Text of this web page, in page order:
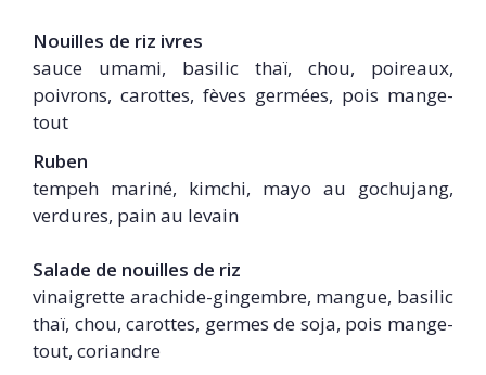
Nouilles de riz ivres
sauce umami, basilic thaï, chou, poireaux,
poivrons, carottes, fèves germées, pois mange-
tout
Ruben
tempeh mariné, kimchi, mayo au gochujang,
verdures, pain au levain
Salade de nouilles de riz
vinaigrette arachide-gingembre, mangue, basilic
thaï, chou, carottes, germes de soja, pois mange-
tout, coriandre